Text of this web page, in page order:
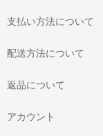
支払い方法について
配送方法について
返品について
アカウント